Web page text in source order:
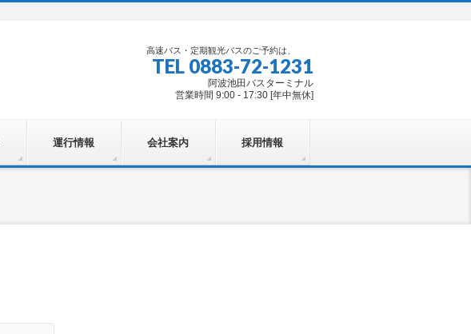
高速バス・定期観光バスのご予約は、
TEL 0883-72-1231
阿波池田バスターミナル
営業時間 9:00 - 17:30 [年中無休]
運行情報 会社案内 採用情報